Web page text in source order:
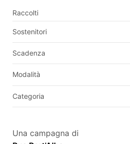
Raccolti
Sostenitori
Scadenza
Modalità
Categoria
Una campagna di